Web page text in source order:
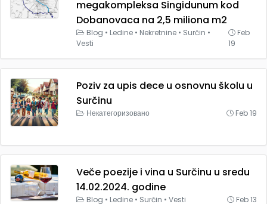
megakompleksa Singidunum kod
Dobanovaca na 2,5 miliona m2
Blog • Ledine • Nekretnine • Surčin •
Vesti
Feb
19
Poziv za upis dece u osnovnu školu u
Surčinu
Некатегоризовано Feb 19
Veče poezije i vina u Surčinu u sredu
14.02.2024. godine
Blog • Ledine • Surčin • Vesti Feb 13